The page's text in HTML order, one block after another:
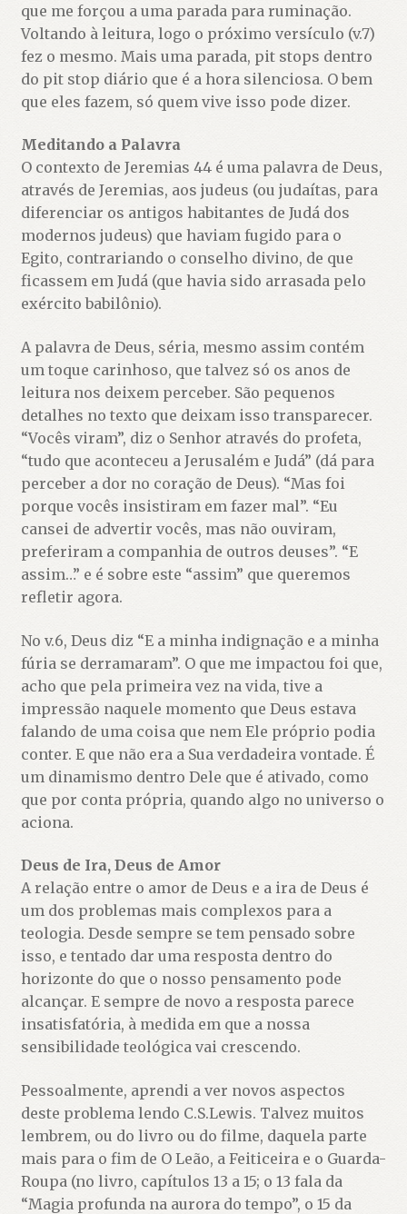
que me forçou a uma parada para ruminação.
Voltando à leitura, logo o próximo versículo (v.7)
fez o mesmo. Mais uma parada, pit stops dentro
do pit stop diário que é a hora silenciosa. O bem
que eles fazem, só quem vive isso pode dizer.
Meditando a Palavra
O contexto de Jeremias 44 é uma palavra de Deus,
através de Jeremias, aos judeus (ou judaítas, para
diferenciar os antigos habitantes de Judá dos
modernos judeus) que haviam fugido para o
Egito, contrariando o conselho divino, de que
ficassem em Judá (que havia sido arrasada pelo
exército babilônio).
A palavra de Deus, séria, mesmo assim contém
um toque carinhoso, que talvez só os anos de
leitura nos deixem perceber. São pequenos
detalhes no texto que deixam isso transparecer.
“Vocês viram”, diz o Senhor através do profeta,
“tudo que aconteceu a Jerusalém e Judá” (dá para
perceber a dor no coração de Deus). “Mas foi
porque vocês insistiram em fazer mal”. “Eu
cansei de advertir vocês, mas não ouviram,
preferiram a companhia de outros deuses”. “E
assim…” e é sobre este “assim” que queremos
refletir agora.
No v.6, Deus diz “E a minha indignação e a minha
fúria se derramaram”. O que me impactou foi que,
acho que pela primeira vez na vida, tive a
impressão naquele momento que Deus estava
falando de uma coisa que nem Ele próprio podia
conter. E que não era a Sua verdadeira vontade. É
um dinamismo dentro Dele que é ativado, como
que por conta própria, quando algo no universo o
aciona.
Deus de Ira, Deus de Amor
A relação entre o amor de Deus e a ira de Deus é
um dos problemas mais complexos para a
teologia. Desde sempre se tem pensado sobre
isso, e tentado dar uma resposta dentro do
horizonte do que o nosso pensamento pode
alcançar. E sempre de novo a resposta parece
insatisfatória, à medida em que a nossa
sensibilidade teológica vai crescendo.
Pessoalmente, aprendi a ver novos aspectos
deste problema lendo C.S.Lewis. Talvez muitos
lembrem, ou do livro ou do filme, daquela parte
mais para o fim de O Leão, a Feiticeira e o Guarda-
Roupa (no livro, capítulos 13 a 15; o 13 fala da
“Magia profunda na aurora do tempo”, o 15 da